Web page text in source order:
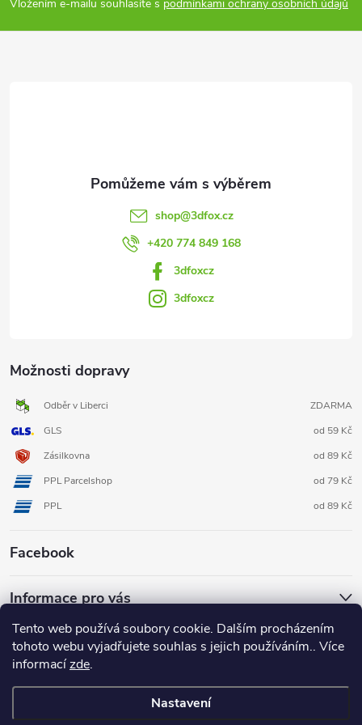
Tento web používá soubory cookie. Dalším procházením
tohoto webu vyjadřujete souhlas s jejich používáním.. Více
informacízde.
Nastavení
i
s
Vložením e-mailu souhlasíte s podmínkami ochrany osobních údajů
Možnosti dopravy
Odběr v Liberci
ZDARMA
GLS
od 59 Kč
Zásilkovna
od 89 Kč
PPL Parcelshop
od 79 Kč
PPL
od 89 Kč
Facebook
Informace pro vás
shop@3dfox.cz
+420 774 849 168
3dfoxcz
3dfoxcz